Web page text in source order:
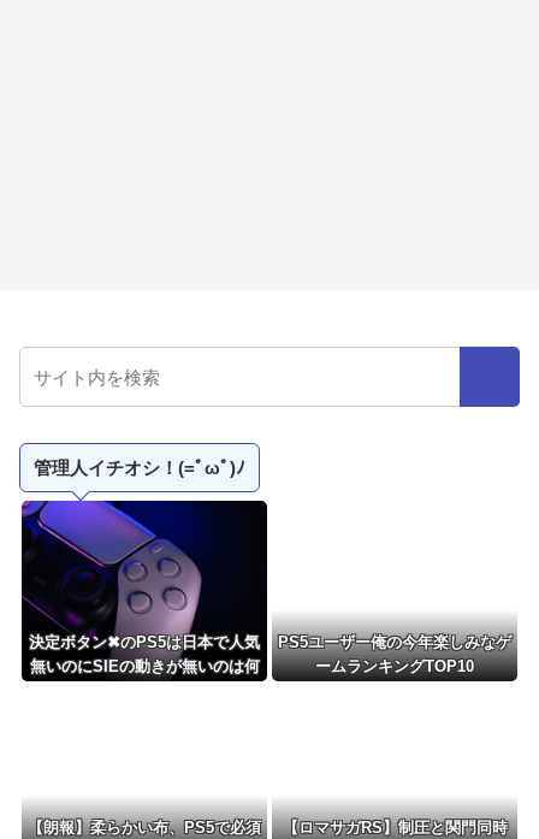
管理人イチオシ！(=ﾟωﾟ)ﾉ
決定ボタン✖のPS5は日本で人気
無いのにSIEの動きが無いのは何
PS5ユーザー俺の今年楽しみなゲ
ームランキングTOP10
【朗報】柔らかい布、PS5で必須
【ロマサガRS】制圧と関門同時